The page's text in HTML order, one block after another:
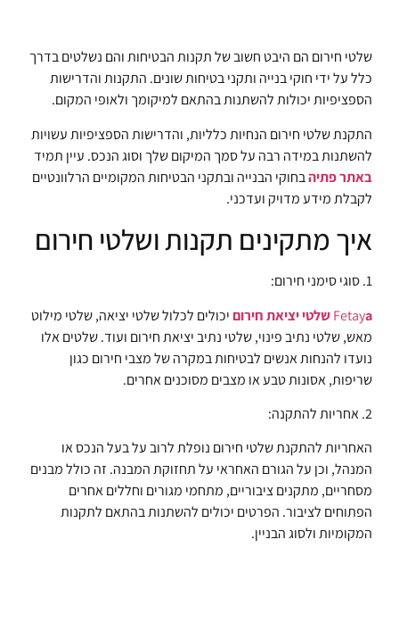
שלטי חירום הם היבט חשוב של תקנות הבטיחות והם נשלטים בדרך
כלל על ידי חוקי בנייה ותקני בטיחות שונים. התקנות והדרישות
הספציפיות יכולות להשתנות בהתאם למיקומך ולאופי המקום.
התקנת שלטי חירום הנחיות כלליות, והדרישות הספציפיות עשויות
להשתנות במידה רבה על סמך המיקום שלך וסוג הנכס. עיין תמיד
באתר פתיהבחוקי הבנייה ובתקני הבטיחות המקומיים הרלוונטיים
לקבלת מידע מדויק ועדכני.
איך מתקינים תקנות ושלטי חירום
1. סוגי סימני חירום:
Fetaya שלטי יציאת חירום
יכולים לכלול שלטי יציאה, שלטי מילוט
מאש, שלטי נתיב פינוי, שלטי נתיב יציאת חירום ועוד. שלטים אלו
נועדו להנחות אנשים לבטיחות במקרה של מצבי חירום כגון
שריפות, אסונות טבע או מצבים מסוכנים אחרים.
2. אחריות להתקנה:
האחריות להתקנת שלטי חירום נופלת לרוב על בעל הנכס או
המנהל, וכן על הגורם האחראי על תחזוקת המבנה. זה כולל מבנים
מסחריים, מתקנים ציבוריים, מתחמי מגורים וחללים אחרים
הפתוחים לציבור. הפרטים יכולים להשתנות בהתאם לתקנות
המקומיות ולסוג הבניין.